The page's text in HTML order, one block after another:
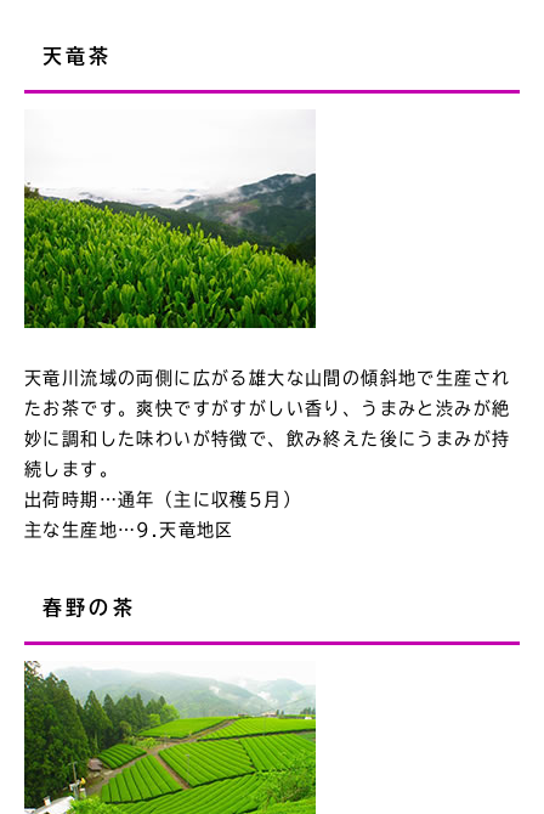
天竜茶
天竜川流域の両側に広がる雄大な山間の傾斜地で生産され
たお茶です。爽快ですがすがしい香り、うまみと渋みが絶
妙に調和した味わいが特徴で、飲み終えた後にうまみが持
続します。
出荷時期…通年（主に収穫5月）
主な生産地…9.天竜地区
春野の茶